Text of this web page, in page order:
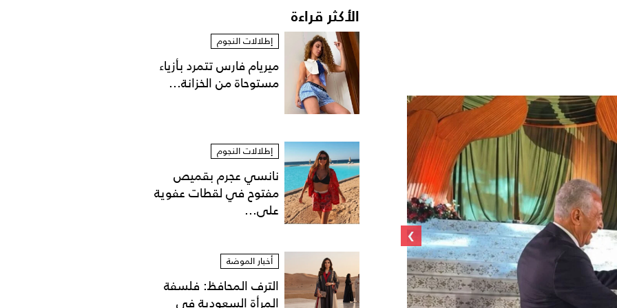
›
الأكثر قراءة
إطلالات النجوم
ميريام فارس تتمرد بأزياء
مستوحاة من الخزانة...
إطلالات النجوم
نانسي عجرم بقميص
مفتوح في لقطات عفوية
على...
أخبار الموضة
الترف المحافظ: فلسفة
المرأة السعودية في